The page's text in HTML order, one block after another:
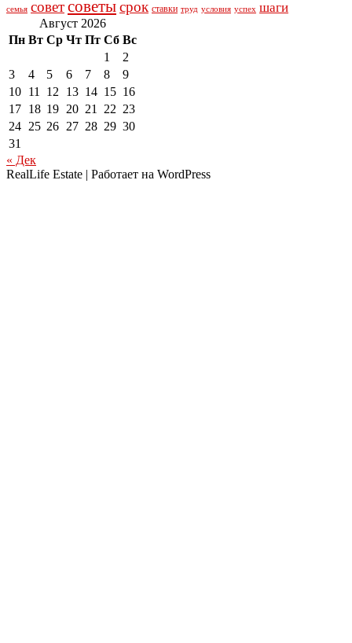
семья советсоветысрок ставки труд условия успех шаги
Август 2026
Пн Вт Ср Чт Пт Сб Вс
1
2
3
4 5 6 7 8
9
10 11 12 13 14 15 16
17 18 19 20 21 22 23
24 25 26 27 28 29 30
31
« Дек
RealLife Estate | Работает на WordPress